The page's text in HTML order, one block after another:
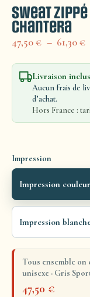
Sweat
chantera
47,50€ – 61,30€
Livraison
Aucun frais de
d’achat.
Hors France :
Impression
Impression couleur
Impression
Tous ensemble on
unisexe · Gris Sport
47,50 €